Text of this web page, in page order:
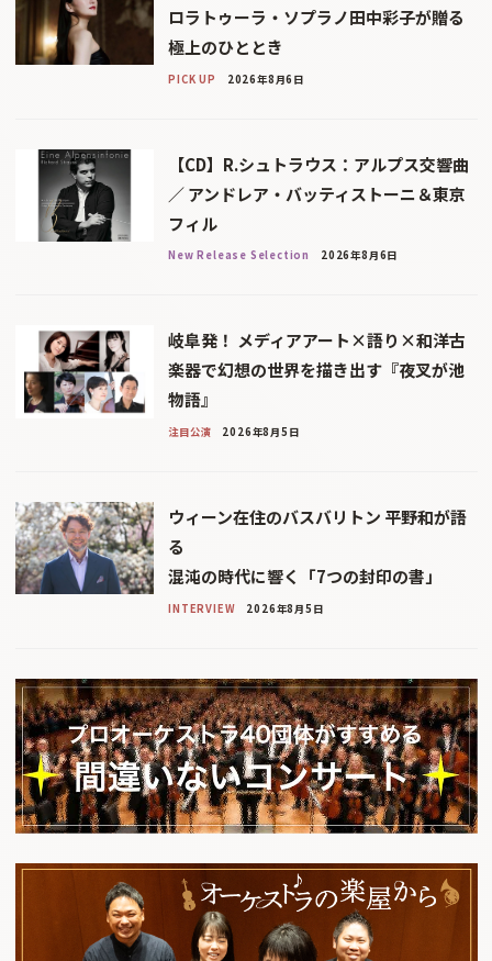
ロラトゥーラ・ソプラノ田中彩子が贈る
極上のひととき
PICK UP 2026年8月6日
【CD】R.シュトラウス：アルプス交響曲
／ アンドレア・バッティストーニ＆東京
フィル
New Release Selection 2026年8月6日
岐阜発！ メディアアート×語り×和洋古
楽器で幻想の世界を描き出す『夜叉が池
物語』
注目公演 2026年8月5日
ウィーン在住のバスバリトン 平野和が語
る
混沌の時代に響く「7つの封印の書」
INTERVIEW 2026年8月5日